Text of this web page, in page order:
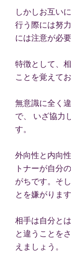
しかしお互い
行う際には努
には注意が必要
特徴として、
ことを覚えて
無意識に全く
で、 いざ協力
す。
外向性と内向
トナーが自分
がちです。そ
とを嫌がります
相手は自分と
と違うことを
えましょう。